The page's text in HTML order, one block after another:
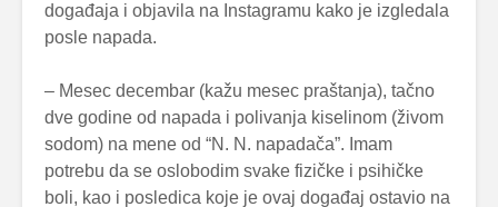
događaja i objavila na Instagramu kako je izgledala
posle napada.
– Mesec decembar (kažu mesec praštanja), tačno
dve godine od napada i polivanja kiselinom (živom
sodom) na mene od “N. N. napadača”. Imam
potrebu da se oslobodim svake fizičke i psihičke
boli, kao i posledica koje je ovaj događaj ostavio na